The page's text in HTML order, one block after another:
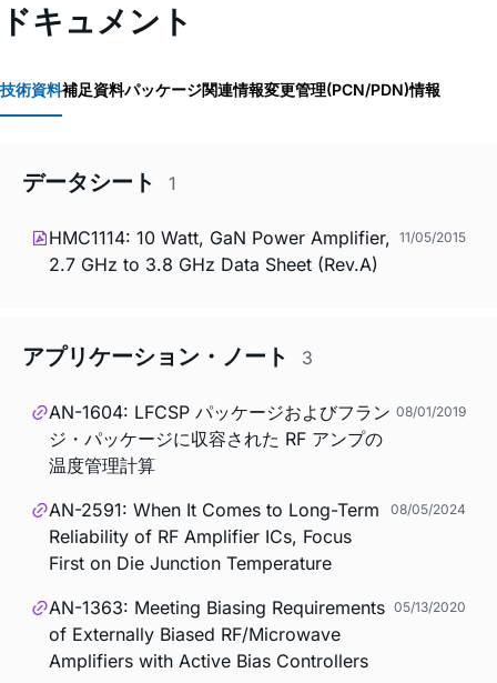
ドキュメント
技術資料補足資料パッケージ関連情報変更管理(PCN/PDN)情報
データシート 1
HMC1114: 10 Watt, GaN Power Amplifier,
2.7 GHz to 3.8 GHz Data Sheet (Rev.A)
11/05/2015
アプリケーション・ノート 3
AN-1604: LFCSP パッケージおよびフラン
ジ・パッケージに収容された RF アンプの
温度管理計算
08/01/2019
AN-2591: When It Comes to Long-Term
Reliability of RF Amplifier ICs, Focus
First on Die Junction Temperature
08/05/2024
AN-1363: Meeting Biasing Requirements
of Externally Biased RF/Microwave
Amplifiers with Active Bias Controllers
05/13/2020